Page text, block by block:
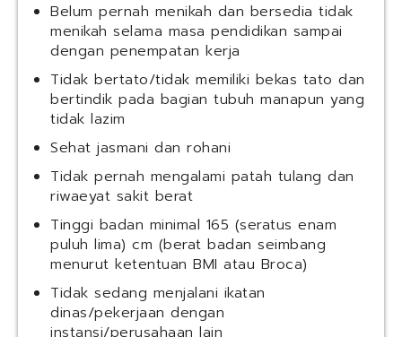
Belum pernah menikah dan bersedia tidak
menikah selama masa pendidikan sampai
dengan penempatan kerja
Tidak bertato/tidak memiliki bekas tato dan
bertindik pada bagian tubuh manapun yang
tidak lazim
Sehat jasmani dan rohani
Tidak pernah mengalami patah tulang dan
riwaeyat sakit berat
Tinggi badan minimal 165 (seratus enam
puluh lima) cm (berat badan seimbang
menurut ketentuan BMI atau Broca)
Tidak sedang menjalani ikatan
dinas/pekerjaan dengan
instansi/perusahaan lain